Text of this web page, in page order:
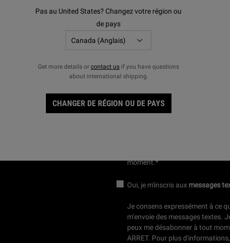
Votre courriel*
Votre téléphone portable
I agree to receive marketing
Policy .
Oui, je m’inscris aux
J'accepte expressément de
exclusives et des promotions de
politique de
comprends que je peux retirer
moment.*
Oui, je m'inscris aux messages
Je consens expressément à ce
m’envoie des messages textes.
peux me désabonner à tout
ARRET. Pour plus
Pas au United States? Changez votre région ou
de pays
Get more details or contact us if you have questions
about international shipping.
CHANGER DE RÉGION OU DE PAYS